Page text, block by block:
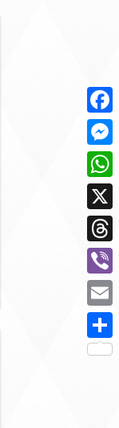
X
Viber